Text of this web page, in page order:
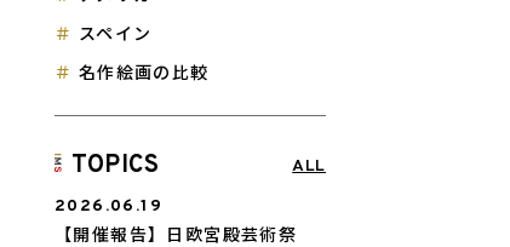
スペイン
名作絵画の比較
TOPICS
ALL
2026.06.19
【開催報告】日欧宮殿芸術祭